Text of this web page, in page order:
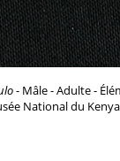
- Mâle - Adulte -
National du